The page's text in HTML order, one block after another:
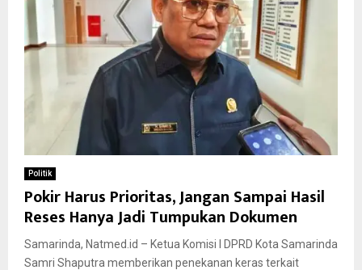
Politik
Pokir Harus Prioritas, Jangan Sampai Hasil
Reses Hanya Jadi Tumpukan Dokumen
Samarinda, Natmed.id – Ketua Komisi I DPRD Kota Samarinda
Samri Shaputra memberikan penekanan keras terkait